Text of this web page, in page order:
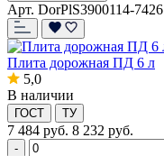
Арт. DorPlS3900114-7426
Плита дорожная ПД 6 л
5,0
В наличии
ГОСТ ТУ
7 484 руб. 8 232 руб.
-